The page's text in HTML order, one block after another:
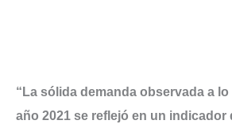
“La sólida demanda observada a lo
año 2021 se reflejó en un indicador